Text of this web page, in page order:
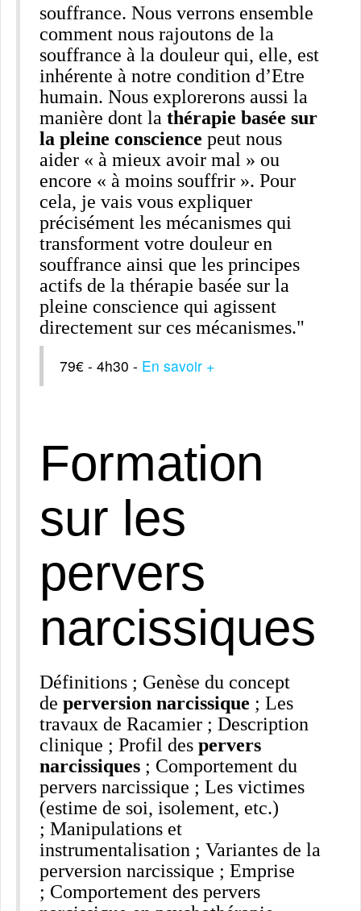
souffrance. Nous verrons ensemble
comment nous rajoutons de la
souffrance à la douleur qui, elle, est
inhérente à notre condition d’Etre
humain. Nous explorerons aussi la
manière dont la thérapie basée sur
la pleine conscience peut nous
aider « à mieux avoir mal » ou
encore « à moins souffrir ». Pour
cela, je vais vous expliquer
précisément les mécanismes qui
transforment votre douleur en
souffrance ainsi que les principes
actifs de la thérapie basée sur la
pleine conscience qui agissent
directement sur ces mécanismes."
79€ - 4h30 - En savoir +
Formation
sur les
pervers
narcissiques
Définitions ; Genèse du concept
de perversion narcissique ; Les
travaux de Racamier ; Description
clinique ; Profil des pervers
narcissiques ; Comportement du
pervers narcissique ; Les victimes
(estime de soi, isolement, etc.)
; Manipulations et
instrumentalisation ; Variantes de la
perversion narcissique ; Emprise
; Comportement des pervers